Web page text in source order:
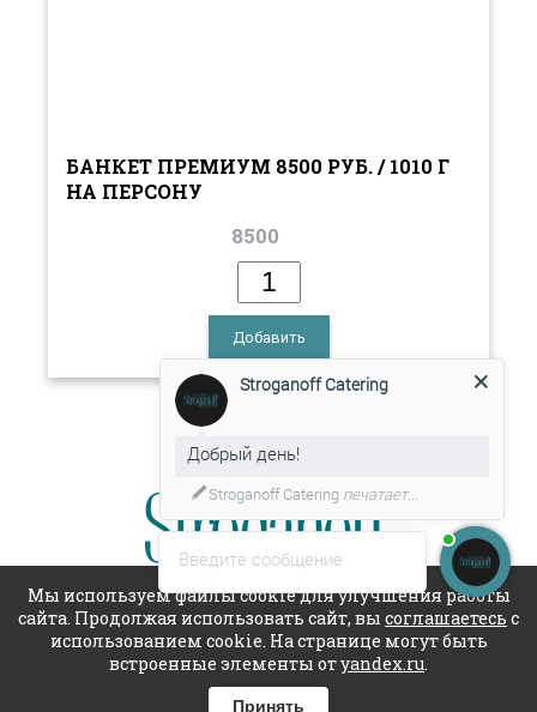
БАНКЕТ ПРЕМИУМ 8500 РУБ. / 1010 Г
НА ПЕРСОНУ
8500
Добавить
+7
(931)
540-
17-
+7 (931) 540-17-24
zakaz@catering-stg.ru
© Stroganoff Group Кейтеринг 2016
Блог и полезные советы
Мы используем файлы cookie для улучшения работы
сайта. Продолжая использовать сайт, вы соглашаетесь с
использованием cookie. На странице могут быть
встроенные элементы отyandex.ru.
Принять
Введите сообщение
Stroganoff Catering
Добрый день!
Stroganoff Catering печатает...